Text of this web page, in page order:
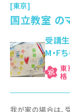
[東京]
国立教室 の
受講生
M・Fち
東
我が家の場合は、